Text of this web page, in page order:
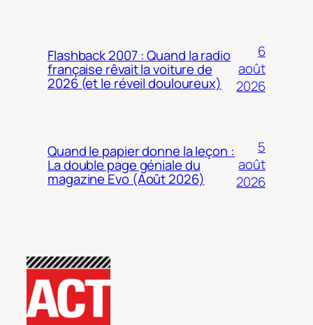
Flashback 2007 : Quand la radio
française rêvait la voiture de
2026 (et le réveil douloureux)
6
août
2026
Quand le papier donne la leçon :
La double page géniale du
magazine Evo (Août 2026)
5
août
2026